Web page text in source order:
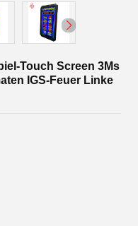
Touch Screen 3Ms
IGS-Feuer Linke